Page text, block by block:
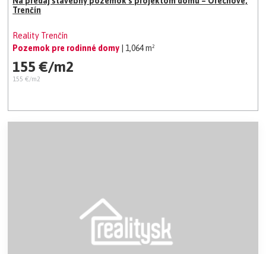
Trenčín
Reality Trenčín
Pozemok pre rodinné domy
| 1,064 m²
155 €/m2
155 €/m2